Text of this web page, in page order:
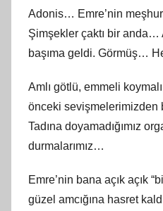
Adonis… Emre’nin
Şimşekler çaktı bir
başıma geldi. Görmüş…
Amlı götlü, emmeli
önceki
Tadına doyamadığımız
durmalarımız…
Emre’nin bana açık açık
güzel amcığına hasret